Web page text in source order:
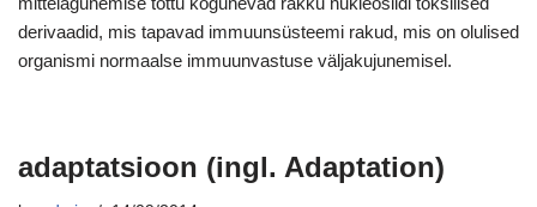
derivaadid, mis tapavad immuunsüsteemi rakud, mis on olulised
organismi normaalse immuunvastuse väljakujunemisel.
adaptatsioon (ingl. Adaptation)